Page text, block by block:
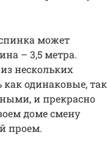
может
– 3,5 метра.
нескольких
одинаковые, так
и прекрасно
доме смену
проем.